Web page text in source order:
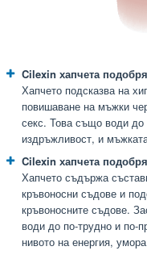
Cilexin хапчета
Хапчето подсказва на
повишаване на мъжки
секс. Това също води до
издръжливост, и
Cilexin хапчета
Хапчето съдържа
кръвоносни съдове и
кръвоносните съдове.
води до по-трудно и по-
нивото на енергия,